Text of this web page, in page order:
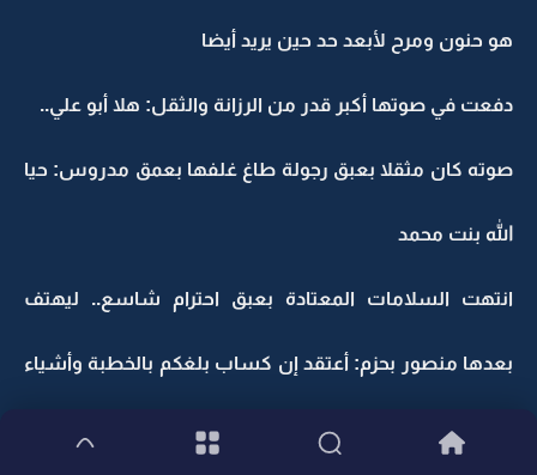
هو حنون ومرح لأبعد حد حين يريد أيضا
دفعت في صوتها أكبر قدر من الرزانة والثقل: هلا أبو علي..
صوته كان مثقلا بعبق رجولة طاغ غلفها بعمق مدروس: حيا
الله بنت محمد
انتهت السلامات المعتادة بعبق احترام شاسع.. ليهتف
بعدها منصور بحزم: أعتقد إن كساب بلغكم بالخطبة وأشياء
ثانية غيرها